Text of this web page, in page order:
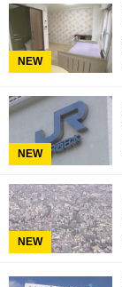
NEW
NEW
NEW